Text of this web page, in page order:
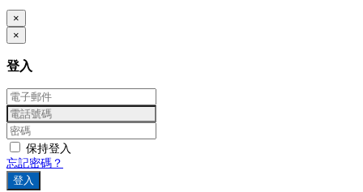
×
×
登入
保持登入
忘記密碼？
登入